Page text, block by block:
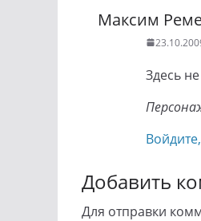
Максим
Здесь
Добавить
Для отправки